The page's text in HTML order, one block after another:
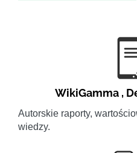
WikiGamma ,
Autorskie raporty,
wiedzy.